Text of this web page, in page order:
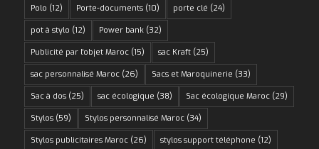
Polo (12) Porte-documents(10) porte clé (24)
pot à stylo (12) Power bank(32)
Publicité par l'objet Maroc(15) sac Kraft(25)
sac personnalisé Maroc(26) Sacs et Maroquinerie (33)
Sac à dos(25) sac écologique (38) Sac écologique Maroc(29)
Stylos(59) Stylos personnalisé Maroc(34)
Stylos publicitaires Maroc(26) stylos support téléphone (12)